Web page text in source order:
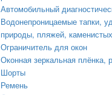
Автомобильный
Водонепроницаемые тапки,
природы, пляжей,
Ограничитель для окон
Оконная зеркальная плёнка,
Шорты
Ремень